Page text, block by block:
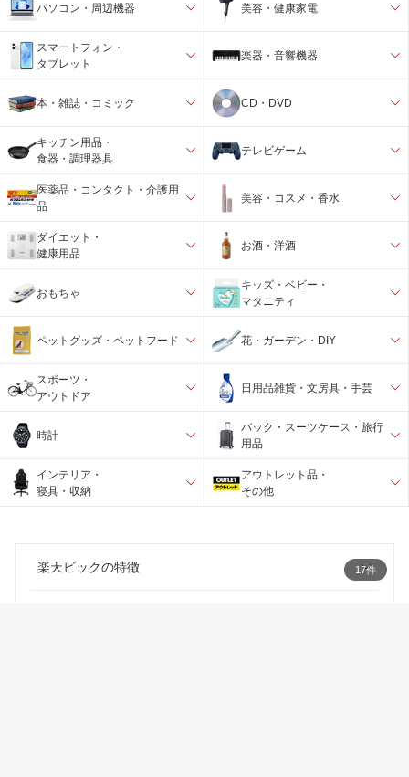
パソコン・周辺機器 美容・健康家電
スマートフォン・
タブレット
楽器・音響機器
本・雑誌・コミック CD・DVD
キッチン用品・
食器・調理器具
テレビゲーム
医薬品・コンタクト・介護用
品
美容・コスメ・香水
ダイエット・
健康用品
お酒・洋酒
おもちゃ
キッズ・ベビー・
マタニティ
ペットグッズ・ペットフード 花・ガーデン・DIY
スポーツ・
アウトドア
日用品雑貨・文房具・手芸
時計
バック・スーツケース・旅行
用品
インテリア・
寝具・収納
アウトレット品・
その他
楽天ビックの特徴 17件